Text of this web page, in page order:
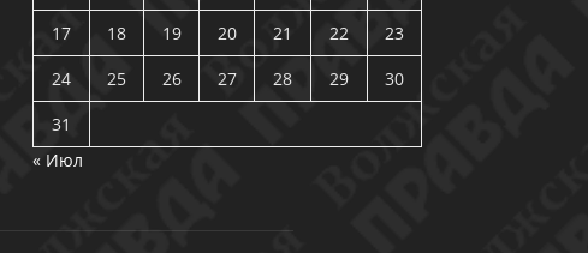
17
18 19 20 21 22
23
24
25 26 27 28 29
30
31
« Июл